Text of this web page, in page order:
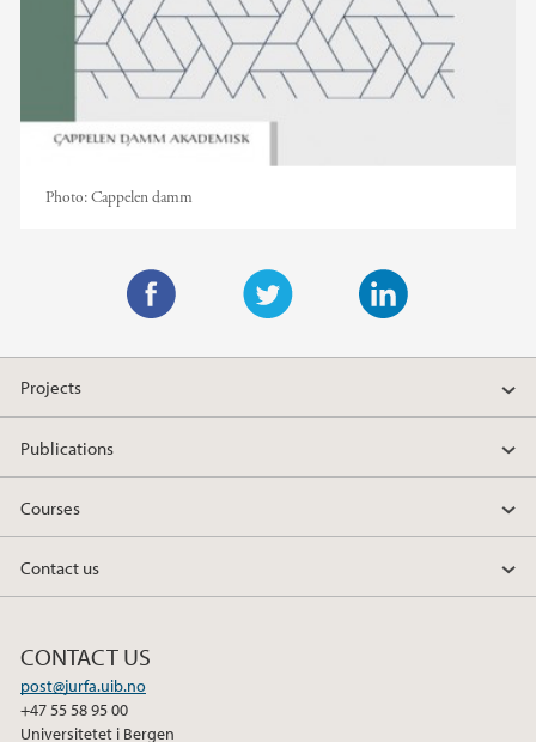
Photo:Cappelen damm
w
t
e
i
k
d
n
a
e
o
k
Projects
Publications
Courses
Contact us
CONTACT US
post@jurfa.uib.no
+47 55 58 95 00
Universitetet i Bergen